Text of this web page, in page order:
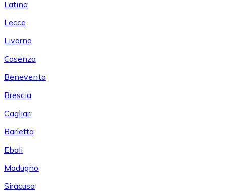
Latina
Lecce
Livorno
Cosenza
Benevento
Brescia
Cagliari
Barletta
Eboli
Modugno
Siracusa